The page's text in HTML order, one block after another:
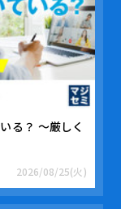
る？ ～厳しく
2026/08/25(火)